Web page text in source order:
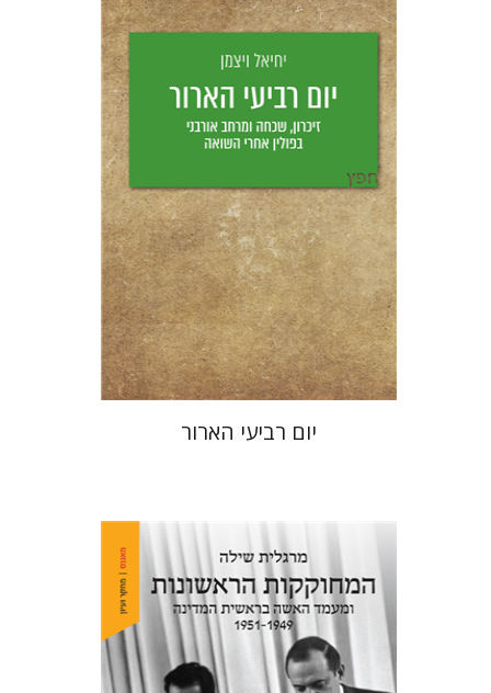
יחיאל ויצמן
יפעת וייס
הנחת אתר ספר מודפס
$28
$25
יום רביעי הארור
מרגלית שילה